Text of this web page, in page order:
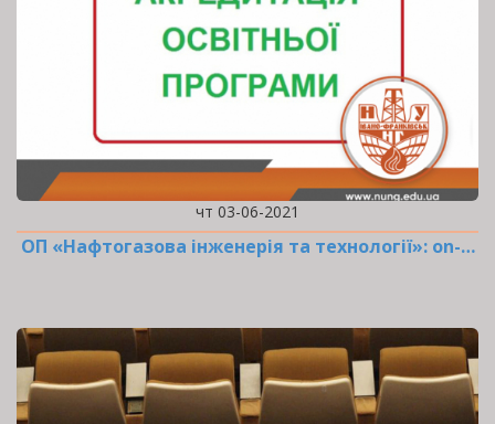
чт 03-06-2021
ОП «Нафтогазова інженерія та технології»: оn-…